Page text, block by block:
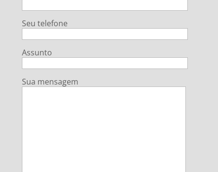
Seu telefone
Assunto
Sua mensagem